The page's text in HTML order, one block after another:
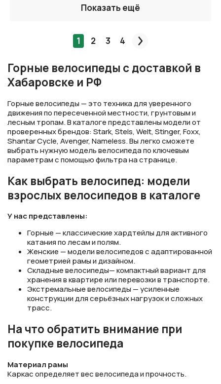
Показать ещё
1 2 3 4 След.
Горные велосипеды с доставкой в
Хабаровске и РФ
Горные велосипеды — это техника для уверенного
движения по пересеченной местности, грунтовым и
лесным тропам. В каталоге представлены модели от
проверенных брендов: Stark, Stels, Welt, Stinger, Foxx,
Shantar Cycle, Avenger, Nameless. Вы легко сможете
выбрать нужную модель велосипеда по ключевым
параметрам с помощью фильтра на странице.
Как выбрать велосипед: модели
взрослых велосипедов в каталоге
У нас представлены:
Горные — классические хардтейлы для активного
катания по лесам и полям.
Женские — модели велосипедов с адаптированной
геометрией рамы и дизайном.
Складные велосипеды— компактный вариант для
хранения в квартире или перевозки в транспорте.
Экстремальные велосипеды — усиленные
конструкции для серьёзных нагрузок и сложных
трасс.
На что обратить внимание при
покупке велосипеда
Материал рамы
Каркас определяет вес велосипеда и прочность.